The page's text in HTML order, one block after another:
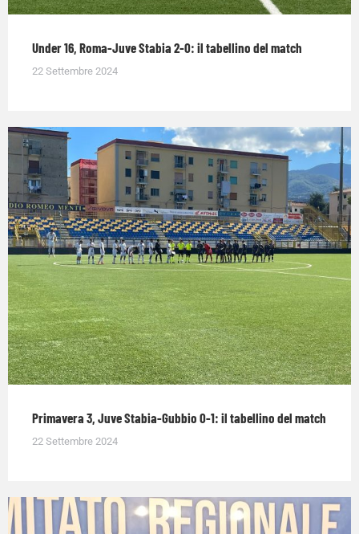
Under 16, Roma-Juve Stabia 2-0: il tabellino del match
22 Settembre 2024
Primavera 3, Juve Stabia-Gubbio 0-1: il tabellino del match
22 Settembre 2024